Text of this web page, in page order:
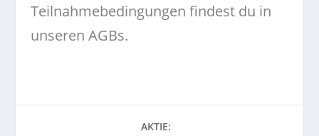
Teilnahmebedingungen findest du in
unseren AGBs.
AKTIE: